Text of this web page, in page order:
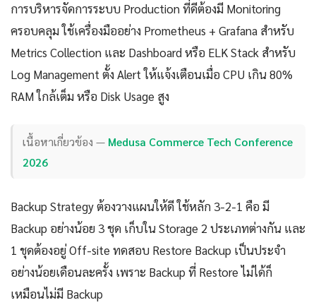
การบริหารจัดการระบบ Production ที่ดีต้องมี Monitoring
ครอบคลุม ใช้เครื่องมืออย่าง Prometheus + Grafana สำหรับ
Metrics Collection และ Dashboard หรือ ELK Stack สำหรับ
Log Management ตั้ง Alert ให้แจ้งเตือนเมื่อ CPU เกิน 80%
RAM ใกล้เต็ม หรือ Disk Usage สูง
เนื้อหาเกี่ยวข้อง — Medusa Commerce Tech Conference
2026
Backup Strategy ต้องวางแผนให้ดี ใช้หลัก 3-2-1 คือ มี
Backup อย่างน้อย 3 ชุด เก็บใน Storage 2 ประเภทต่างกัน และ
1 ชุดต้องอยู่ Off-site ทดสอบ Restore Backup เป็นประจำ
อย่างน้อยเดือนละครั้ง เพราะ Backup ที่ Restore ไม่ได้ก็
เหมือนไม่มี Backup